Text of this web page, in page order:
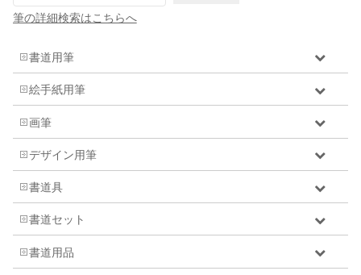
筆の詳細検索はこちらへ
書道用筆
絵手紙用筆
画筆
デザイン用筆
書道具
書道セット
書道用品